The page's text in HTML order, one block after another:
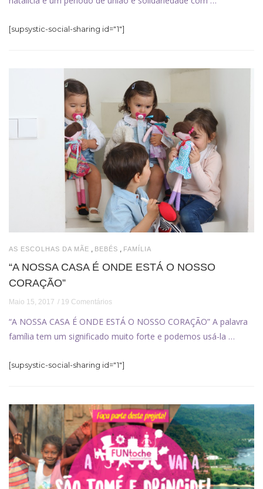
[supsystic-social-sharing id="1"]
AS ESCOLHAS DA MÃE BEBÉS FAMÍLIA
“A NOSSA CASA É ONDE ESTÁ O NOSSO
CORAÇÃO”
Maio 15, 2017 19 Comentários
“A NOSSA CASA É ONDE ESTÁ O NOSSO CORAÇÃO” A palavra
família tem um significado muito forte e podemos usá-la …
[supsystic-social-sharing id="1"]